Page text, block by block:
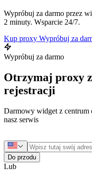
Wypróbuj za darmo przez
2 minuty. Wsparcie 24/7.
Kup proxy Wypróbuj za
Wypróbuj za darmo
Otrzymaj proxy
rejestracji
Darmowy widget z centrum
nasz serwis
Do przodu
Lub